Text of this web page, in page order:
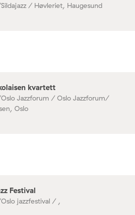
Sildajazz / Høvleriet, Haugesund
kvartett
Oslo Jazzforum / Oslo Jazzforum/
Oslo
Festival
Oslo jazzfestival / ,